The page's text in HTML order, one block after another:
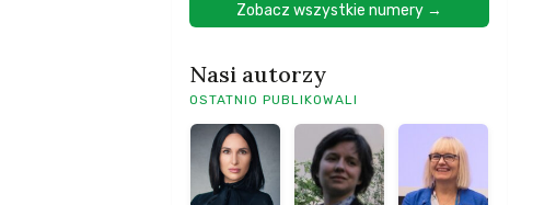
Zobacz wszystkie numery →
Nasi autorzy
OSTATNIO PUBLIKOWALI